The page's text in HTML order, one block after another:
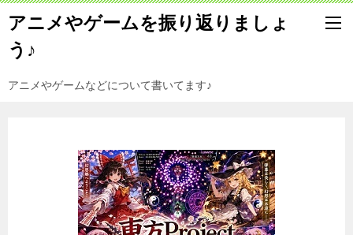
アニメやゲームを振り返りましょ
う♪
アニメやゲームなどについて書いてます♪